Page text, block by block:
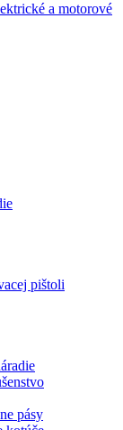
a motorové
pištoli
pásy